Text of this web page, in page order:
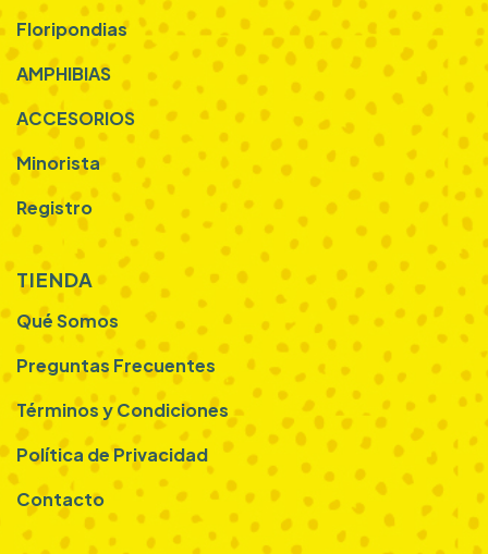
Floripondias
AMPHIBIAS
ACCESORIOS
Minorista
Registro
TIENDA
Qué Somos
Preguntas Frecuentes
Términos y Condiciones
Política de Privacidad
Contacto